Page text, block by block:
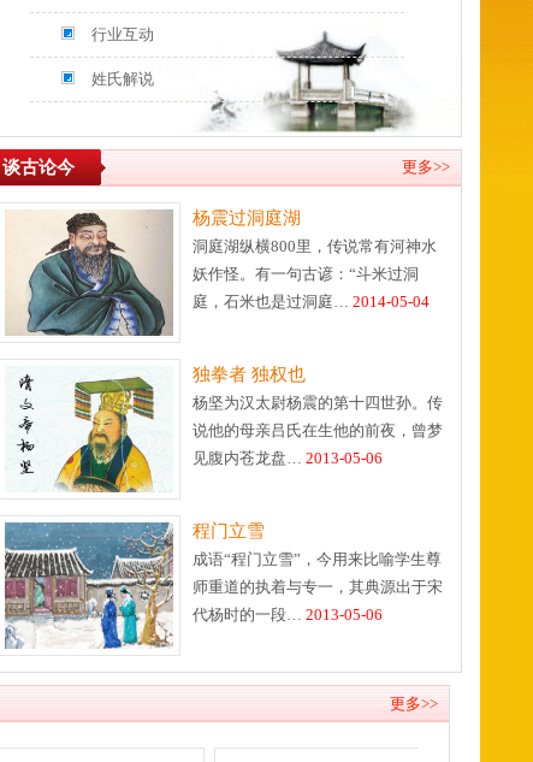
行业互动
姓氏解说
谈古论今 更多>>
杨震过洞庭湖
洞庭湖纵横800里，传说常有河神水
妖作怪。有一句古谚：“斗米过洞
庭，石米也是过洞庭… 2014-05-04
独拳者 独权也
杨坚为汉太尉杨震的第十四世孙。传
说他的母亲吕氏在生他的前夜，曾梦
见腹内苍龙盘… 2013-05-06
程门立雪
成语“程门立雪”，今用来比喻学生尊
师重道的执着与专一，其典源出于宋
代杨时的一段… 2013-05-06
更多>>